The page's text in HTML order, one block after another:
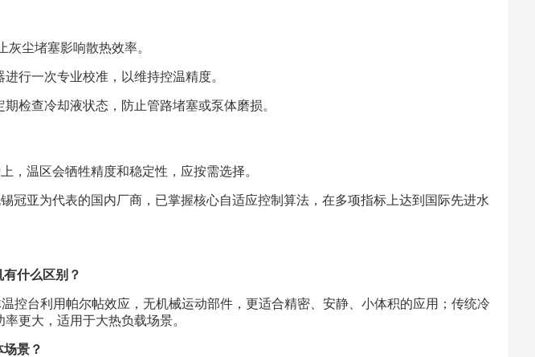
灰尘堵塞影响散热效率。
行一次专业校准，以维持控温精度。
检查冷却液状态，防止管路堵塞或泵体磨损。
，温区会牺牲精度和稳定性，应按需选择。
冠亚为代表的国内厂商，已掌握核心自适应控制算法，在多项指标上达到国际先进水
什么区别？
控台利用帕尔帖效应，无机械运动部件，更适合精密、安静、小体积的应用；传统冷
更大，适用于大热负载场景。
景？